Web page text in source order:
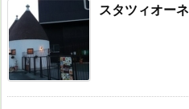
スタツィオーネ